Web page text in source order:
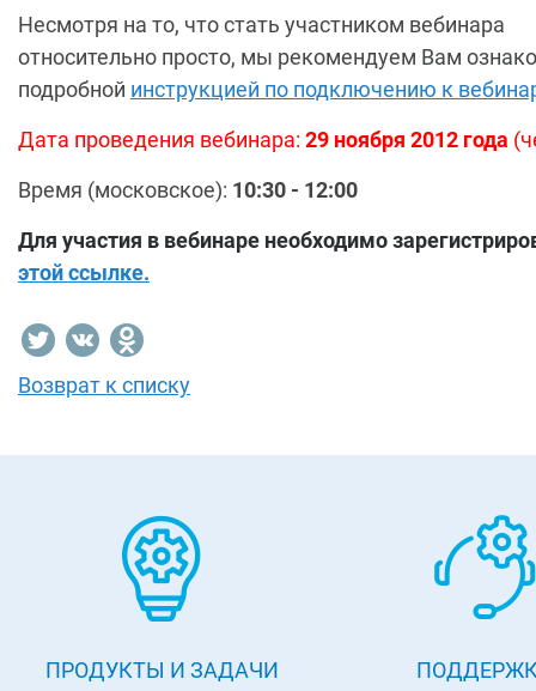
Несмотря на то, что стать участником вебинара
относительно просто, мы рекомендуем Вам
подробной инструкцией по подключению к
Дата проведения вебинара: 29 ноября 2012 года
Время (московское): 10:30 - 12:00
Для участия в вебинаре необходимо
этой ссылке.
Возврат к списку
ПРОДУКТЫ И ЗАДАЧИ